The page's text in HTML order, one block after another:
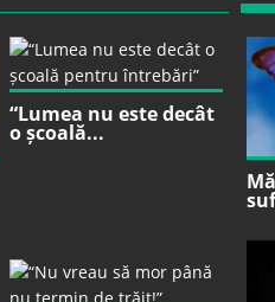
“Lumea nu este decât
o școală...